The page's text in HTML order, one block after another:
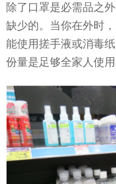
除了口罩是必需品之
缺少的。当你在外时
能使用搓手液或消毒
份量是足够全家人使用